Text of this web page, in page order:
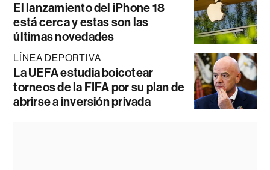
El lanzamiento del iPhone 18
está cerca y estas son las
últimas novedades
LÍNEA DEPORTIVA
La UEFA estudia boicotear
torneos de la FIFA por su plan de
abrirse a inversión privada